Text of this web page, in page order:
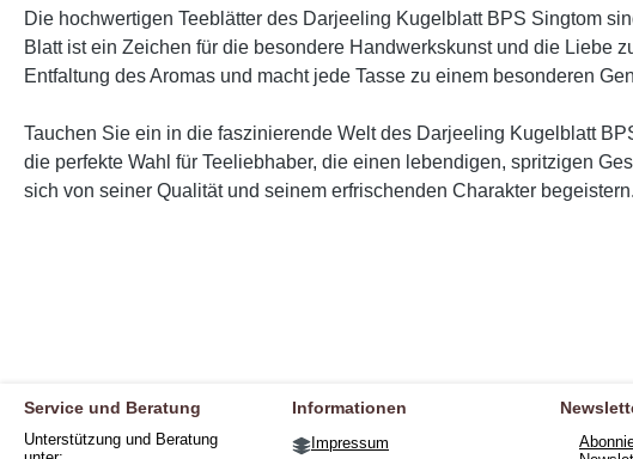
Die hochwertigen Teeblätter des Darjeeling Kugelblatt BPS Singtom
Blatt ist ein Zeichen für die besondere Handwerkskunst und die Liebe
Entfaltung des Aromas und macht jede Tasse zu einem besonderen
Tauchen Sie ein in die faszinierende Welt des Darjeeling Kugelblatt
die perfekte Wahl für Teeliebhaber, die einen lebendigen, spritzigen
sich von seiner Qualität und seinem erfrischenden Charakter begeistern.
Service und Beratung
Unterstützung und Beratung
Informationen
Impressum